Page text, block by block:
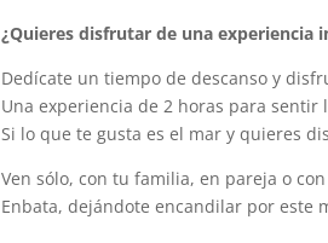
¿Quieres disfrutar de una experiencia
Dedícate un tiempo de descanso y
Una experiencia de 2 horas para
Si lo que te gusta es el mar y quieres
Ven sólo, con tu familia, en pareja o
Enbata, dejándote encandilar por este